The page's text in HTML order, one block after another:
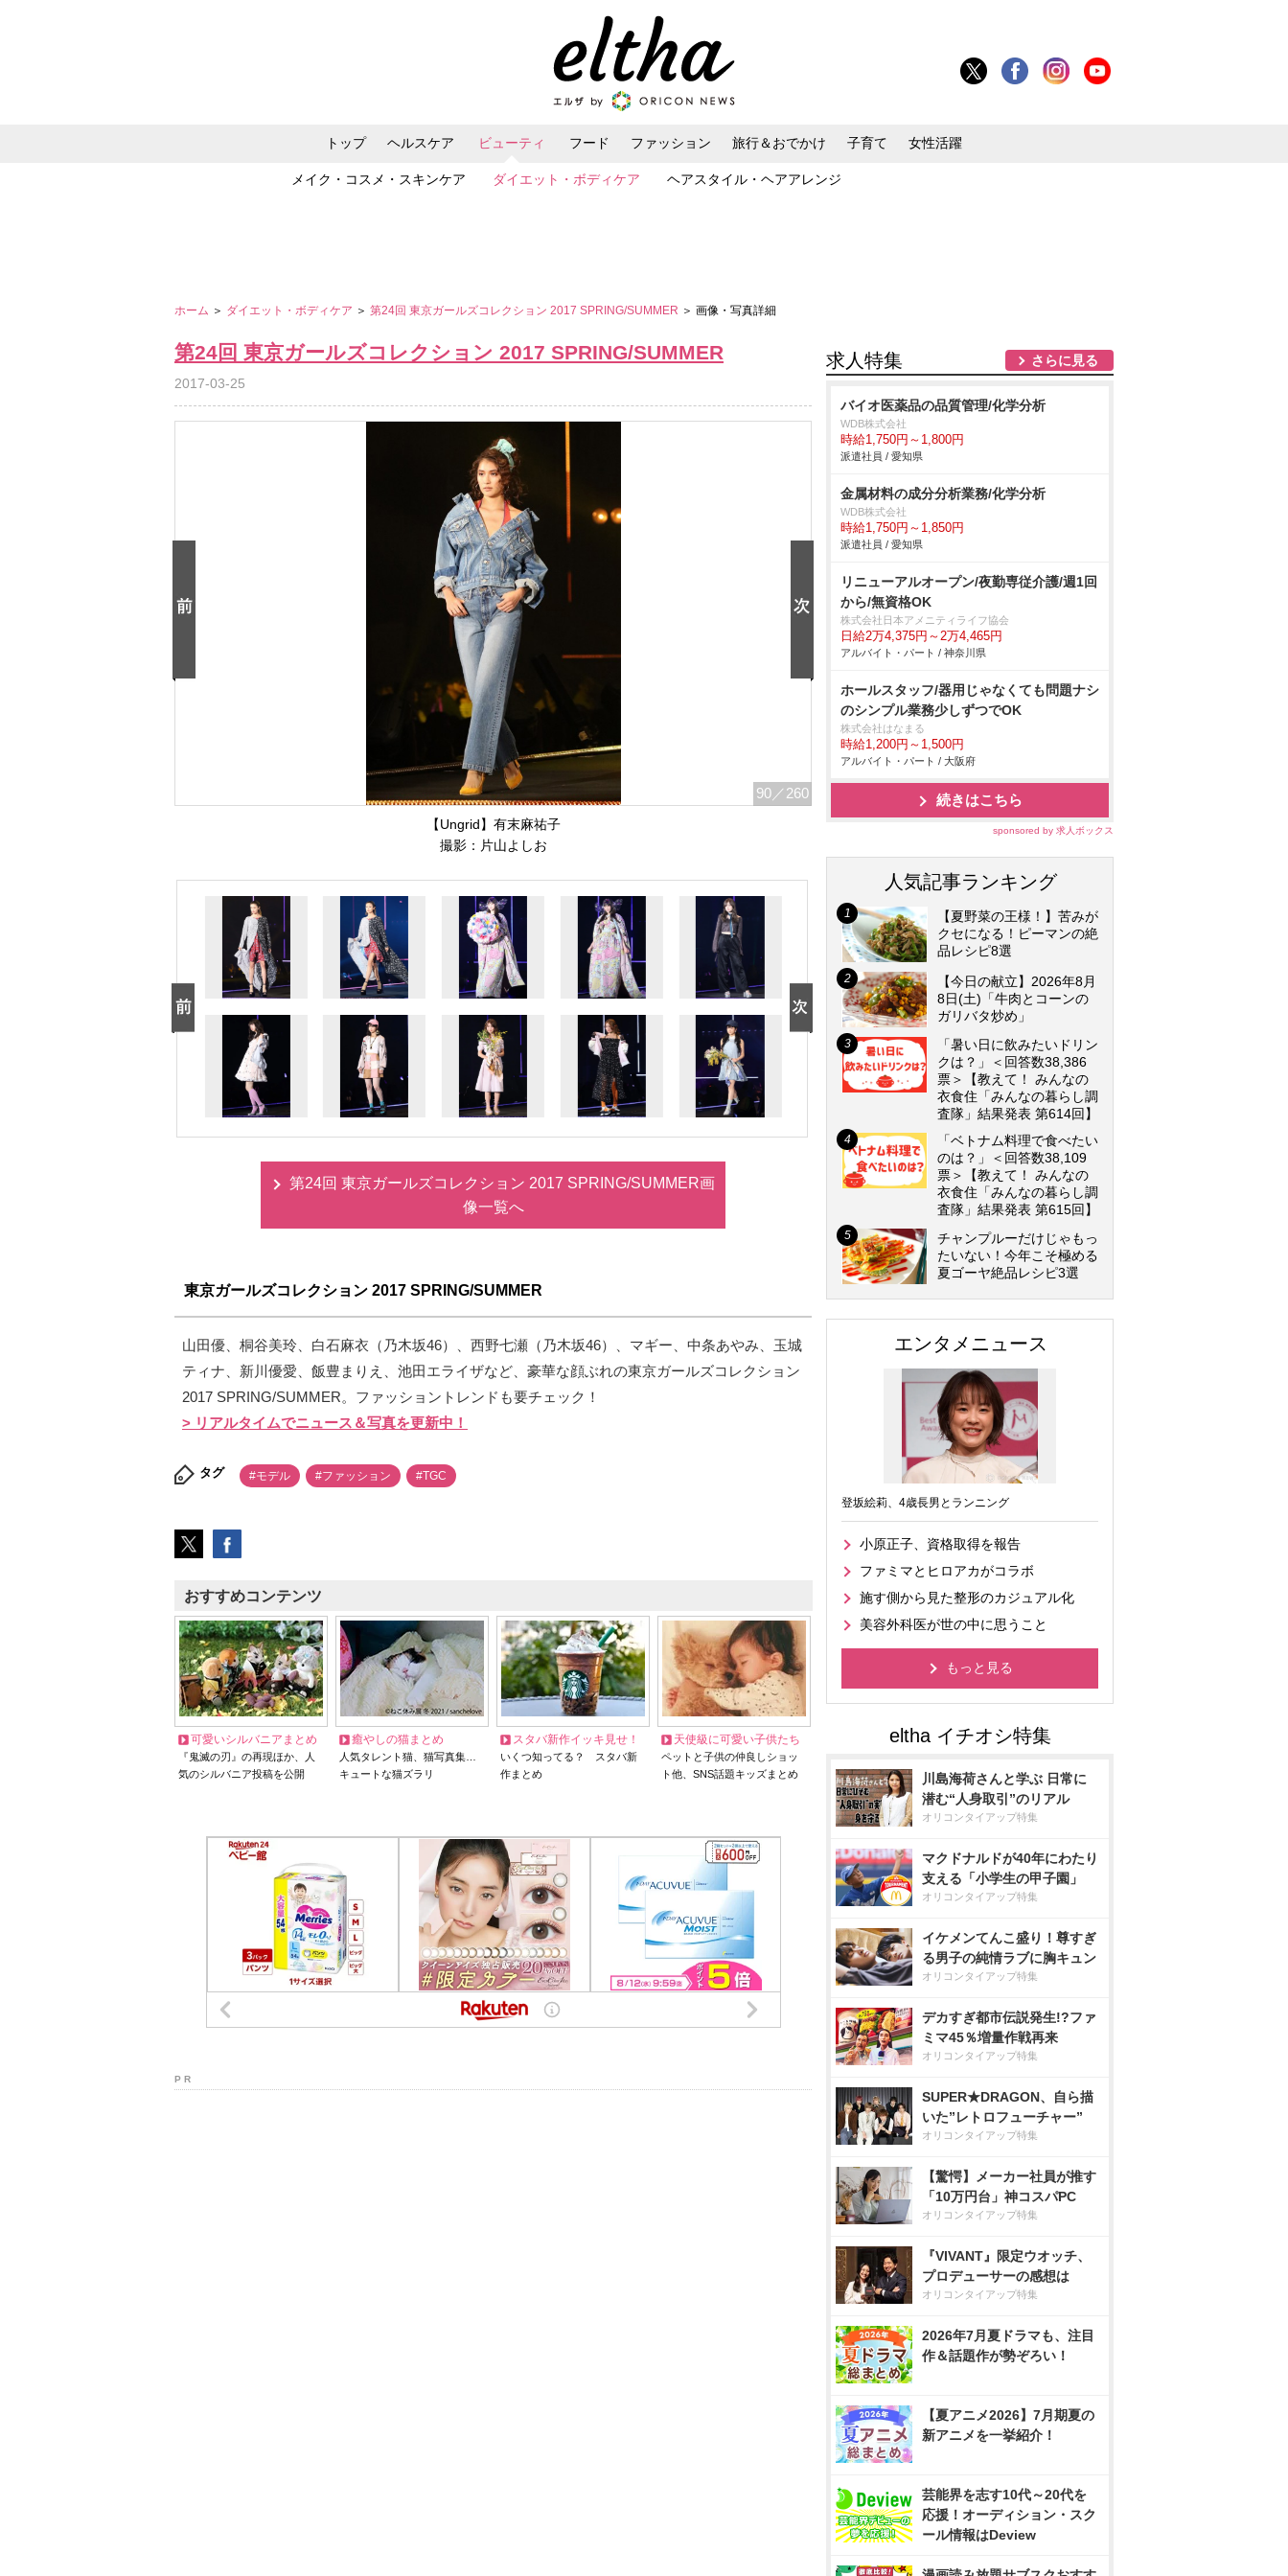
トップ ヘルスケア ビューティ
メイク・コスメ・スキンケア ダイエット・ボディケア ヘアスタイル・ヘアアレンジ
フード ファッション 旅行＆おでかけ 子育て 女性活躍
ホーム ＞ ダイエット・ボディケア ＞ 第24回 東京ガールズコレクション 2017 SPRING/SUMMER ＞ 画像・写真詳細
第24回 東京ガールズコレクション 2017 SPRING/SUMMER
2017-03-25
90 ／260
【Ungrid】有末麻祐子
撮影：片山よしお
第24回 東京ガールズコレクション 2017 SPRING/SUMMER画
像一覧へ
東京ガールズコレクション 2017 SPRING/SUMMER
山田優、桐谷美玲、白石麻衣（乃木坂46）、西野七瀬（乃木坂46）、マギー、中条あやみ、玉城
ティナ、新川優愛、飯豊まりえ、池田エライザなど、豪華な顔ぶれの東京ガールズコレクション
2017 SPRING/SUMMER。ファッショントレンドも要チェック！
> リアルタイムでニュース＆写真を更新中！
タグ #モデル #ファッション #TGC
おすすめコンテンツ
可愛いシルバニアまとめ
『鬼滅の刃』の再現ほか、人
気のシルバニア投稿を公開
癒やしの猫まとめ
人気タレント猫、猫写真集…
キュートな猫ズラリ
スタバ新作イッキ見せ！
いくつ知ってる？ スタバ新
作まとめ
天使級に可愛い子供たち
ペットと子供の仲良しショッ
ト他、SNS話題キッズまとめ
P R
求人特集 さらに見る
バイオ医薬品の品質管理/化学分析
WDB株式会社
時給1,750円～1,800円
派遣社員 / 愛知県
金属材料の成分分析業務/化学分析
WDB株式会社
時給1,750円～1,850円
派遣社員 / 愛知県
リニューアルオープン/夜勤専従介護/週1回
から/無資格OK
株式会社日本アメニティライフ協会
日給2万4,375円～2万4,465円
アルバイト・パート / 神奈川県
ホールスタッフ/器用じゃなくても問題ナシ
のシンプル業務少しずつでOK
株式会社はなまる
時給1,200円～1,500円
アルバイト・パート / 大阪府
続きはこちら
sponsored by 求人ボックス
人気記事ランキング
【夏野菜の王様！】苦みが
クセになる！ピーマンの絶
品レシピ8選
【今日の献立】2026年8月
8日(土)「牛肉とコーンの
ガリバタ炒め」
「暑い日に飲みたいドリン
クは？」＜回答数38,386
票＞【教えて！ みんなの
衣食住「みんなの暮らし調
査隊」結果発表 第614回】
「ベトナム料理で食べたい
のは？」＜回答数38,109
票＞【教えて！ みんなの
衣食住「みんなの暮らし調
査隊」結果発表 第615回】
チャンプルーだけじゃもっ
たいない！今年こそ極める
夏ゴーヤ絶品レシピ3選
エンタメニュース
登坂絵莉、4歳長男とランニング
小原正子、資格取得を報告
ファミマとヒロアカがコラボ
施す側から見た整形のカジュアル化
美容外科医が世の中に思うこと
もっと見る
川島海荷さんと学ぶ 日常に
潜む“人身取引”のリアル
オリコンタイアップ特集
マクドナルドが40年にわたり
支える「小学生の甲子園」
オリコンタイアップ特集
イケメンてんこ盛り！尊すぎ
る男子の純情ラブに胸キュン
オリコンタイアップ特集
デカすぎ都市伝説発生!?ファ
ミマ45％増量作戦再来
オリコンタイアップ特集
SUPER★DRAGON、自ら描
いた”レトロフューチャー”
オリコンタイアップ特集
【驚愕】メーカー社員が推す
「10万円台」神コスパPC
オリコンタイアップ特集
『VIVANT』限定ウオッチ、
プロデューサーの感想は
オリコンタイアップ特集
2026年7月夏ドラマも、注目
作＆話題作が勢ぞろい！
【夏アニメ2026】7月期夏の
新アニメを一挙紹介！
芸能界を志す10代～20代を
応援！オーディション・スク
ール情報はDeview